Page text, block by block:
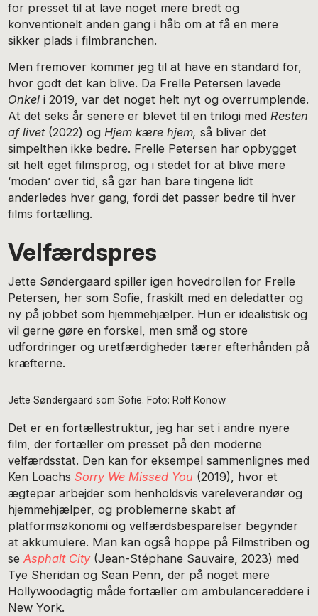
for presset til at lave noget mere bredt og
konventionelt anden gang i håb om at få en mere
sikker plads i filmbranchen.
Men fremover kommer jeg til at have en standard for,
hvor godt det kan blive. Da Frelle Petersen lavede
Onkeli 2019, var det noget helt nyt og overrumplende.
At det seks år senere er blevet til en trilogi med Resten
af livet (2022) og Hjem kære hjem,så bliver det
simpelthen ikke bedre. Frelle Petersen har opbygget
sit helt eget filmsprog, og i stedet for at blive mere
‘moden’ over tid, så gør han bare tingene lidt
anderledes hver gang, fordi det passer bedre til hver
films fortælling.
Velfærdspres
Jette Søndergaard spiller igen hovedrollen for Frelle
Petersen, her som Sofie, fraskilt med en deledatter og
ny på jobbet som hjemmehjælper. Hun er idealistisk og
vil gerne gøre en forskel, men små og store
udfordringer og uretfærdigheder tærer efterhånden på
kræfterne.
Jette Søndergaard som Sofie. Foto: Rolf Konow
Det er en fortællestruktur, jeg har set i andre nyere
film, der fortæller om presset på den moderne
velfærdsstat. Den kan for eksempel sammenlignes med
Ken LoachsSorry We Missed You (2019), hvor et
ægtepar arbejder som henholdsvis vareleverandør og
hjemmehjælper, og problemerne skabt af
platformsøkonomi og velfærdsbesparelser begynder
at akkumulere. Man kan også hoppe på Filmstriben og
seAsphalt City (Jean-Stéphane Sauvaire, 2023) med
Tye Sheridan og Sean Penn, der på noget mere
Hollywoodagtig måde fortæller om ambulancereddere i
New York.